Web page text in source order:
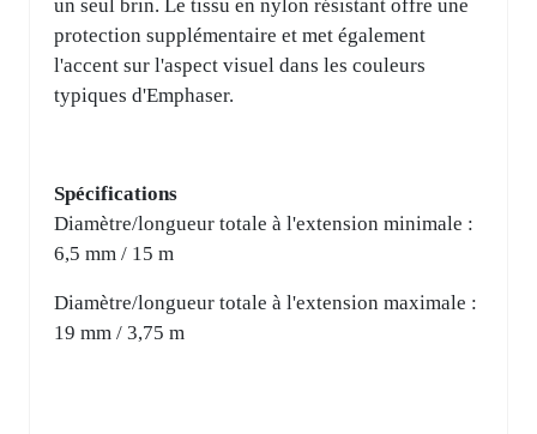
un seul brin. Le tissu en nylon résistant offre une
protection supplémentaire et met également
l'accent sur l'aspect visuel dans les couleurs
typiques d'Emphaser.
Spécifications
Diamètre/longueur totale à l'extension minimale :
6,5 mm / 15 m
Diamètre/longueur totale à l'extension maximale :
19 mm / 3,75 m